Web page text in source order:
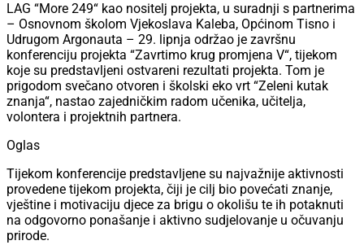
LAG “More 249“ kao nositelj projekta, u suradnji s partnerima
– Osnovnom školom Vjekoslava Kaleba, Općinom Tisno i
Udrugom Argonauta – 29. lipnja održao je završnu
konferenciju projekta “Zavrtimo krug promjena V“, tijekom
koje su predstavljeni ostvareni rezultati projekta. Tom je
prigodom svečano otvoren i školski eko vrt “Zeleni kutak
znanja“, nastao zajedničkim radom učenika, učitelja,
volontera i projektnih partnera.
Oglas
Tijekom konferencije predstavljene su najvažnije aktivnosti
provedene tijekom projekta, čiji je cilj bio povećati znanje,
vještine i motivaciju djece za brigu o okolišu te ih potaknuti
na odgovorno ponašanje i aktivno sudjelovanje u očuvanju
prirode.